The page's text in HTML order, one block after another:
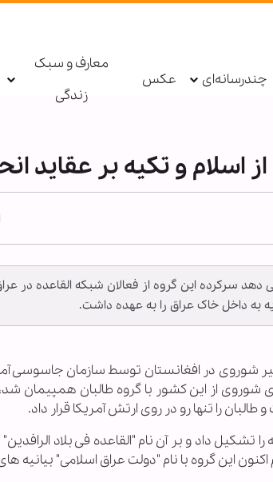
چندرسانه‌ای عکس
معارف و سبک
زندگی
اسلام و تکیه بر عقاید
سرکرده این گروه از فعالان شبکه القاعده در
به داخل خاک عراق را به عهده داشت.
شوروی در افغانستان توسط سازمان جاسوسی
را تنها رو در روی ارتش آمریکا قرار داد.
داد و بر آن نام "القاعده فی بلاد
این گروه با نام "دولت عراق اسلامی" بیانیه
پاسخ
دیپلماسی